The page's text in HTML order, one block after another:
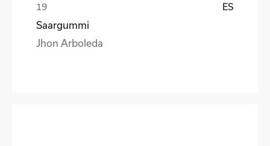
ES
Saargummi
Jhon Arboleda